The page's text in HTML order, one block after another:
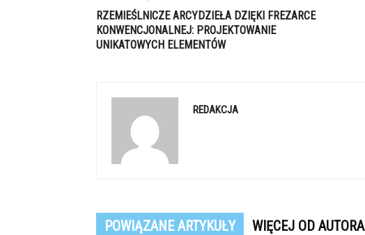
RZEMIEŚLNICZE ARCYDZIEŁA DZIĘKI FREZARCE
KONWENCJONALNEJ: PROJEKTOWANIE
UNIKATOWYCH ELEMENTÓW
REDAKCJA
POWIĄZANE ARTYKUŁY WIĘCEJ OD AUTORA